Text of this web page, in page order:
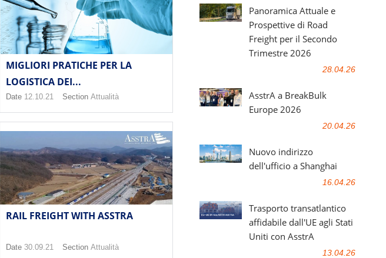
MIGLIORI PRATICHE PER LA
LOGISTICA DEI...
Date 12.10.21Section Attualità
RAIL FREIGHT WITH ASSTRA
Date 30.09.21 Section Attualità
Panoramica Attuale e
Prospettive di Road
Freight per il Secondo
Trimestre 2026
28.04.26
AsstrA a BreakBulk
Europe 2026
20.04.26
Nuovo indirizzo
dell'ufficio a Shanghai
16.04.26
Trasporto transatlantico
affidabile dall'UE agli Stati
Uniti con AsstrA
13.04.26